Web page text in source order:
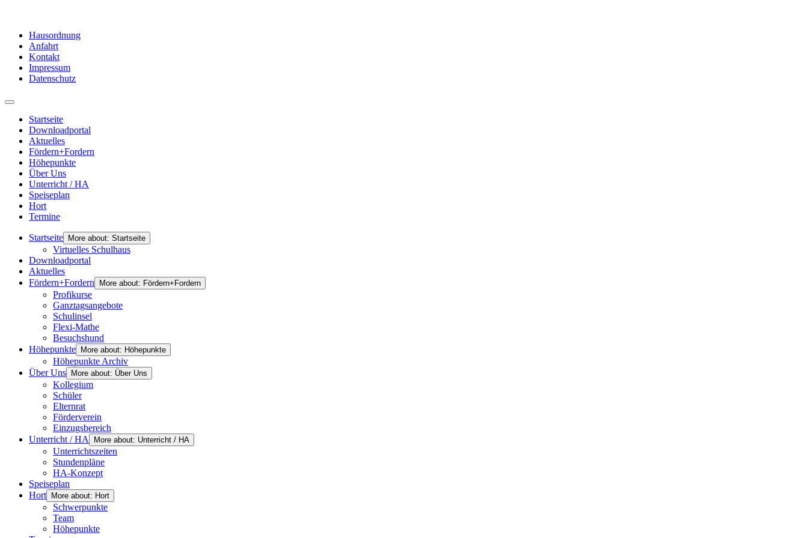
Hausordnung
Anfahrt
Kontakt
Impressum
Datenschutz
Startseite
Downloadportal
Aktuelles
Fördern+Fordern
Höhepunkte
Über Uns
Unterricht / HA
Speiseplan
Hort
Termine
Startseite More about: Startseite
Virtuelles Schulhaus
Downloadportal
Aktuelles
Fördern+Fordern
More about: Fördern+Fordern
Profikurse
Ganztagsangebote
Schulinsel
Flexi-Mathe
Besuchshund
Höhepunkte
More about: Höhepunkte
Höhepunkte Archiv
Über Uns
More about: Über Uns
Kollegium
Schüler
Elternrat
Förderverein
Einzugsbereich
Unterricht / HA
More about: Unterricht / HA
Unterrichtszeiten
Stundenpläne
HA-Konzept
Speiseplan
Hort
More about: Hort
Schwerpunkte
Team
Höhepunkte